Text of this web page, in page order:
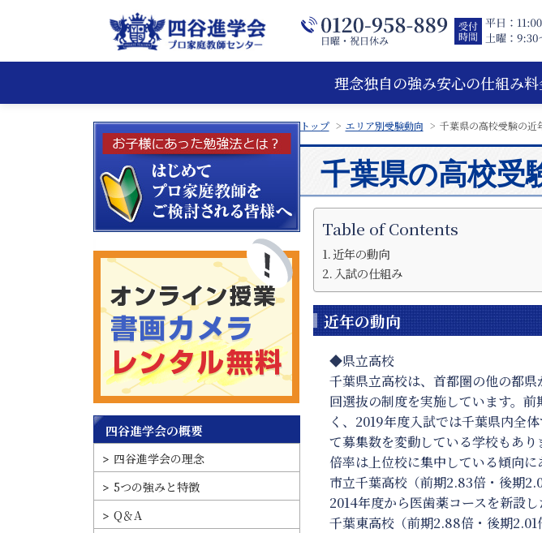
理念独自の強み安心の仕組み
トップ エリア別受験動向 千葉県の高校受験の近
千葉県の高校受
Table of Contents
近年の動向
入試の仕組み
近年の動向
◆県立高校
千葉県立高校は、首都圏の他の都
回選抜の制度を実施しています。
く、2019年度入試では千葉県内全
て募集数を変動している学校もあり
倍率は上位校に集中している傾向
市立千葉高校（前期2.83倍・後期
2014年度から医歯薬コースを新設
千葉東高校（前期2.88倍・後期
四谷進学会の概要
四谷進学会の理念
5つの強みと特徴
Q＆A